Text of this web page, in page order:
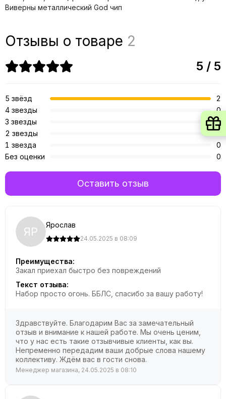
Виверны металлический God чип
Отзывы о товаре 2
ЯР Ярослав
24.05.2025 в 08:09
Преимущества:
Закал приехал быстро без повреждений
Текст отзыва:
Набор просто огонь. ББЛС, спасибо за вашу работу!
Здравствуйте. Благодарим Вас за замечательный
отзыв и внимание к нашей работе. Мы очень ценим,
что у нас есть такие отзывчивые клиенты, как вы.
Непременно передадим ваши добрые слова нашему
коллективу. Ждём вас в гости снова.
Менеджер магазина, 24.05.2025 в 08:10
5 / 5
5 звёзд
2
4 звезды
0
3 звезды
0
2 звезды
0
1 звезда
0
Без оценки
0
Оставить отзыв